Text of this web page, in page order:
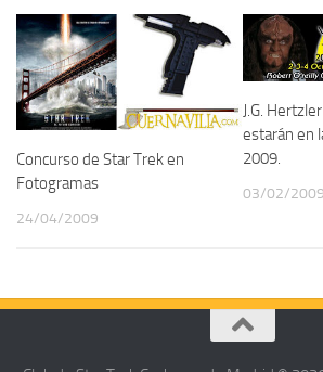
Concurso de Star Trek en
Fotogramas
24/04/2009
J.G.
estarán en
2009.
03/02/2009